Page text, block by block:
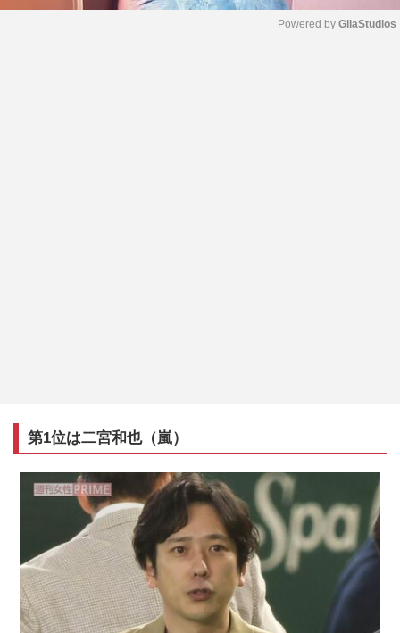
Powered by GliaStudios
第1位は二宮和也（嵐）